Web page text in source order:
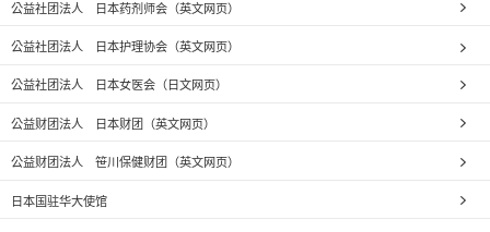
公益社团法人 日本药剂师会（英文网页）
公益社团法人 日本护理协会（英文网页）
公益社团法人 日本女医会（日文网页）
公益财团法人 日本财团（英文网页）
公益财团法人 笹川保健财团（英文网页）
日本国驻华大使馆